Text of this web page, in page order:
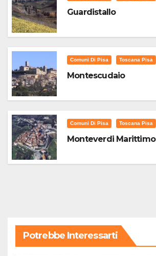
Guardistallo
Comuni Di Pisa Toscana Pisa
Montescudaio
Comuni Di Pisa Toscana Pisa
Monteverdi Marittimo
Potrebbe Interessarti